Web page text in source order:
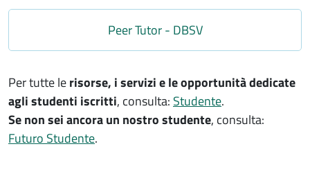
Peer Tutor - DBSV
Per tutte lerisorse, i servizi e le opportunità dedicate
agli studenti iscritti, consulta: Studente.
Se non sei ancora un nostro studente, consulta:
Futuro Studente.